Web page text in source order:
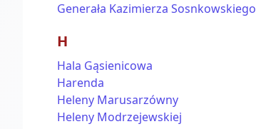
Generała Kazimierza Sosnkowskiego
H
Hala Gąsienicowa
Harenda
Heleny Marusarzówny
Heleny Modrzejewskiej